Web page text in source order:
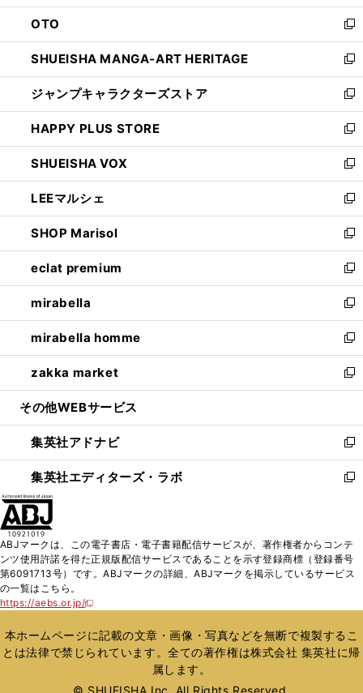
ウ
で
開
く
ン
ド
ウ
で
開
く
OTO
新
し
い
ウ
ィ
ン
ド
ウ
で
開
く
SHUEISHA MANGA-ART HERITAGE
新
し
い
ウ
ィ
ン
ド
ウ
で
開
く
ジャンプキャラクターズストア
新
し
い
ウ
ィ
ン
ド
ウ
で
開
く
HAPPY PLUS STORE
新
し
い
ウ
ィ
ン
ド
ウ
で
開
く
SHUEISHA VOX
新
し
い
ウ
ィ
ン
ド
ウ
で
開
く
LEEマルシェ
新
し
い
ウ
ィ
ン
ド
ウ
で
開
く
SHOP Marisol
新
し
い
ウ
ィ
ン
ド
ウ
で
開
eclat premium
新
し
い
ウ
ィ
ン
ド
ウ
開
く
mirabella
新
し
い
ウ
ィ
ン
ウ
で
開
く
mirabella homme
新
し
い
ウ
ン
ド
ウ
で
zakka market
新
し
ウ
ィ
ン
ド
く
その他WEBサービス
集英社アドナビ
新
し
い
ド
ウ
で
集英社エディターズ・ラボ
新
ィ
ン
ド
開
く
ABJマークは、この電子書店・電子書籍配信サービスが、著作権者からコンテ
ンツ使用許諾を得た正規版配信サービスであることを示す登録商標（登録番号
第6091713号）です。ABJマークの詳細、ABJマークを掲示しているサービス
の一覧はこちら。
https://aebs.or.jp/
新
い
ウ
ィ
本ホームページに記載の文章・画像・写真などを無断で複製するこ
とは法律で禁じられています。全ての著作権は株式会社 集英社に帰
属します。